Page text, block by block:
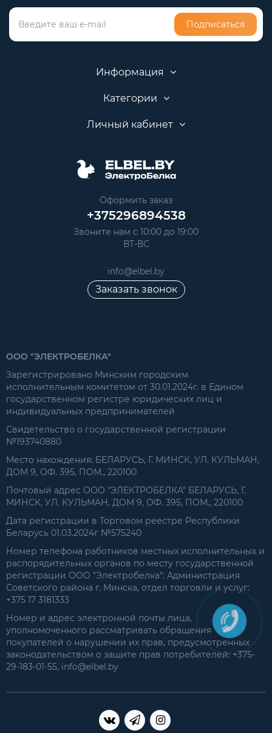
Подписаться
Информация
Категории
Личный кабинет
Оформить заказ
+375296894538
Звоните нам с 10:00 до 19:00
ВТ-ВС
info@elbel.by
Заказать звонок
ООО "ЭЛЕКТРОБЕЛКА"
Зарегистрировано Минским городским
исполнительным комитетом от 30.01.2024г. в Едином
государственном регистре юридических лиц и
индивидуальных предпринимателей
Свидетельство о государственной регистрации
№193740880
Место нахождения: БЕЛАРУСЬ, Г. МИНСК, УЛ. КУЛЬМАН,
ДОМ 9, ОФ. 395, ПОМ., 220100
Почтовый адрес ООО "ЭЛЕКТРОБЕЛКА" БЕЛАРУСЬ, Г.
МИНСК, УЛ. КУЛЬМАН, ДОМ 9, ОФ. 395, ПОМ., 220100
Дата регистрации в Торговом реестре Республики
Беларусь 01.03.2024г №575240
Номер телефона работников местных исполнительных и
распорядительных органов по месту государственной
регистрации ООО "Электробелка": Администрация
Советского района г. Минска, отдел торговли и услуг:
+375 17 3181333
Номер и адрес электронной почты лица,
уполномоченного рассматривать обращения
покупателей о нарушении их прав, предусмотренных
законодательством о защите прав потребителей: +375-
29-183-01-55, info@elbel.by